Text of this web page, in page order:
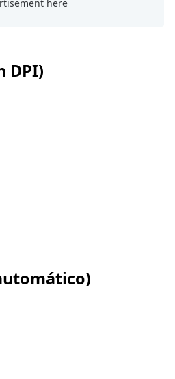
DPI)